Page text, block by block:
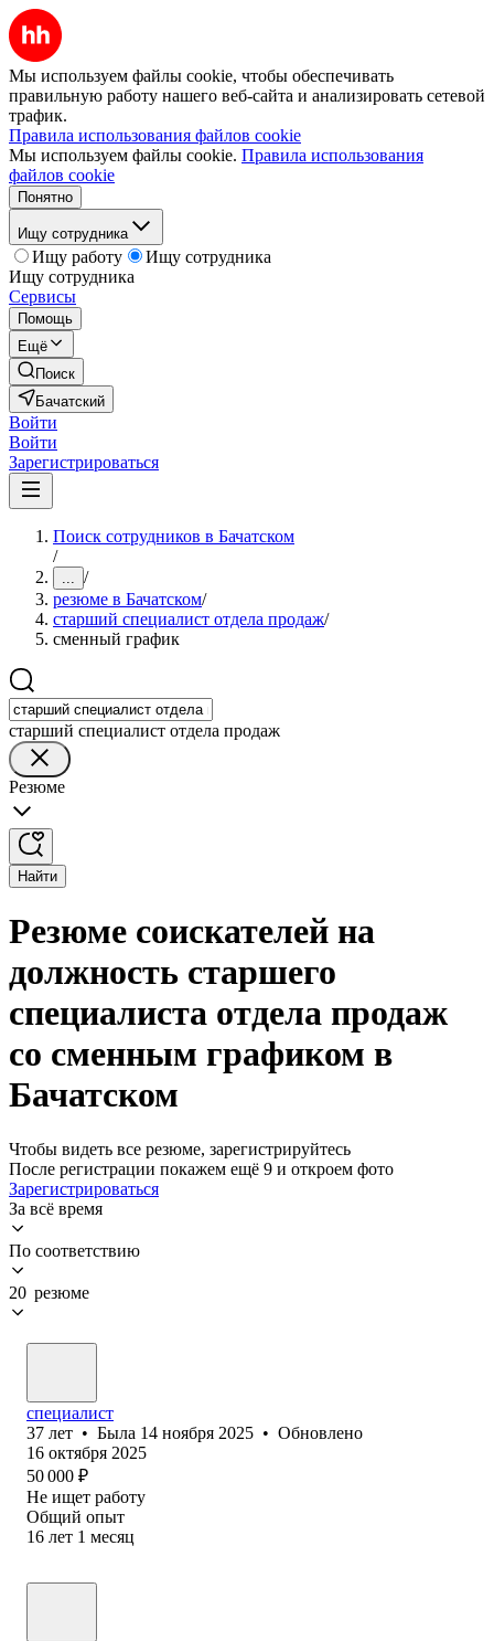
Мы используем файлы cookie, чтобы обеспечивать
правильную работу нашего веб-сайта и анализировать сетевой
трафик.
Правила использования файлов cookie
Мы используем файлы cookie. Правила использования
файлов cookie
Понятно
Ищу сотрудника
Ищу работу
Ищу сотрудника
Ищу сотрудника
Сервисы
Помощь
Ещё
Поиск
Бачатский
Войти
Войти
Зарегистрироваться
Поиск сотрудников в Бачатском
/
... /
резюме в Бачатском/
старший специалист отдела продаж/
сменный график
старший специалист отдела продаж
Резюме
Найти
Резюме соискателей на
должность старшего
специалиста отдела продаж
со сменным графиком в
Бачатском
Чтобы видеть все резюме, зарегистрируйтесь
После регистрации покажем ещё 9 и откроем фото
Зарегистрироваться
За всё время
По соответствию
20 резюме
специалист
37 лет • Была 14 ноября 2025 • Обновлено
16 октября 2025
50 000 ₽
Не ищет работу
Общий опыт
16 лет 1 месяц